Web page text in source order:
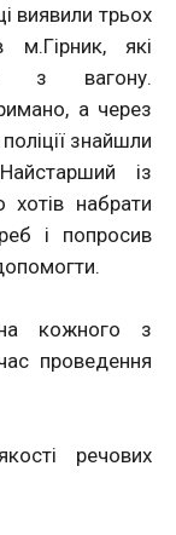
виявили трьох
які
з вагону.
а через
знайшли
із
хотів набрати
і попросив
кожного з
проведення
речових